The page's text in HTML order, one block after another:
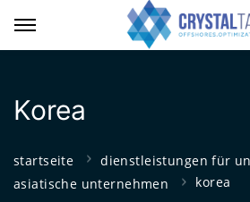
Korea
startseite
dienstleistungen für
asiatische unternehmen
korea